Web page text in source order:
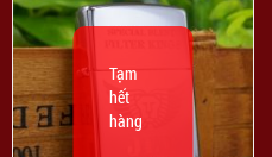
Tạm
hết
hàng